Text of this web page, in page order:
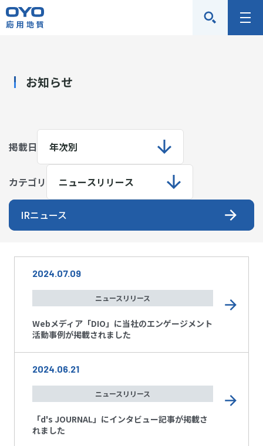
応
用
メ
お知らせ
掲載日
カテゴリ
IRニュース
2024.07.09
ニュースリリース
Webメディア「DIO」に当社のエンゲージメント
活動事例が掲載されました
2024.06.21
ニュースリリース
「d's JOURNAL」にインタビュー記事が掲載さ
れました